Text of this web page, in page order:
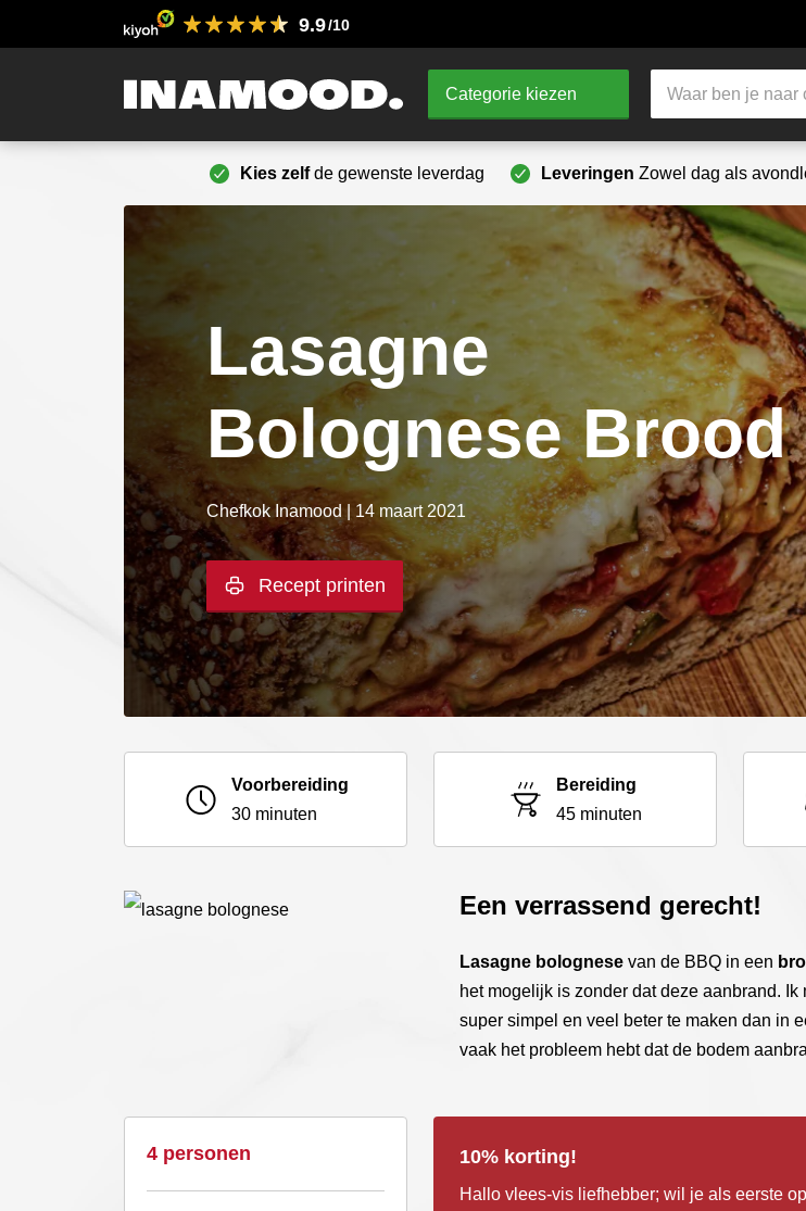
9.9/10
Categorie kiezen
Producten
zoeken
Kies zelfde gewenste leverdag Leveringen Zowel dag als
Lasagne
Bolognese Brood
Chefkok Inamood | 14 maart 2021
Recept printen
Voorbereiding
30 minuten
Bereiding
45 minuten
Een verrassend gerecht!
Lasagne bolognese van de BBQ in een
het mogelijk is zonder dat deze aanbrand. Ik
super simpel en veel beter te maken dan in
vaak het probleem hebt dat de bodem
4 personen 10% korting!
Hallo vlees-vis liefhebber; wil je als eerste